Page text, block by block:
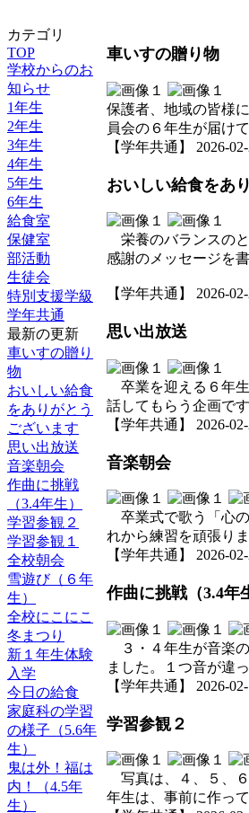
カテゴリ
TOP
学校からのお
知らせ
1年生
2年生
3年生
4年生
5年生
6年生
給食室
保健室
部活動
生徒会
特別支援学級
学年共通
最新の更新
車いすの贈り
物
おいしい給食
をありがとう
ございます
思い出放送
音楽朝会
作曲に挑戦
（3.4年生）
学習参観２
学習参観１
全校朝会
雪遊び（６年
生）
全校にこにこ
冬まつり
新１年生体験
入学
今日の給食
家庭科の学習
の様子（5.6年
生）
鬼は外！福は
内！（4.5年
生）
車いすの贈り物
保護者、地域の皆様
員会の６年生が届け
【学年共通】 2026-
おいしい給食をあ
栄養のバランスの
感謝のメッセージを
【学年共通】 2026-
思い出放送
卒業を迎える６年
話してもらう企画で
【学年共通】 2026-
音楽朝会
卒業式で歌う「心の
れから練習を頑張りま
【学年共通】 2026-
作曲に挑戦（3.4年
３・４年生が音楽
ました。１つ音が違
【学年共通】 2026-
学習参観２
写真は、４、５、６
年生は、事前に作っ